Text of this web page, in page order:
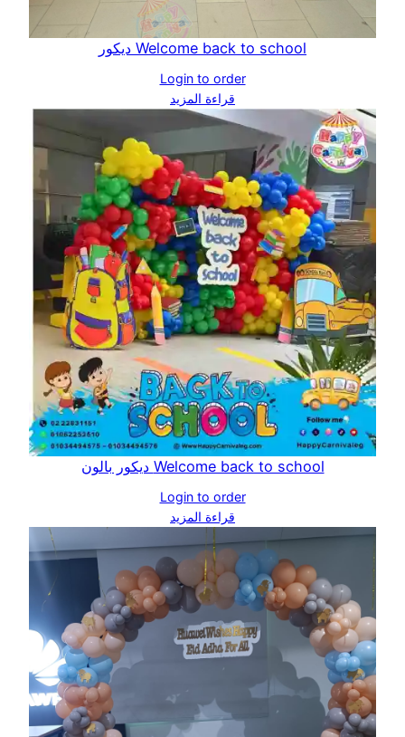
Welcome back to school ديكور
Login to order
قراءة المزيد
Welcome back to school ديكور بالون
Login to order
قراءة المزيد